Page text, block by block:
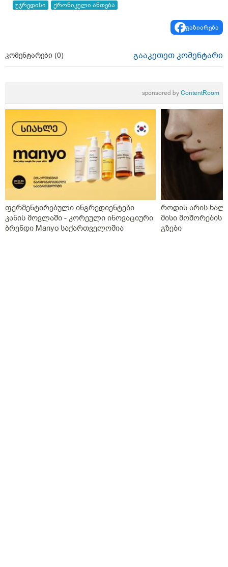
უჯრედისი
ქრონიკული ანთება
გაზიარება
კომენტარები (0) გააკეთეთ კომენტარი
sponsored byContentRoom
ფერმენტირებული ინგრედიენტები
კანის მოვლაში - კორეული ინოვაციური
ბრენდი Manyo საქართველოშია
როდის არის
მისი მოშორების
გზები